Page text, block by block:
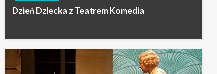
Dzień Dziecka z Teatrem Komedia